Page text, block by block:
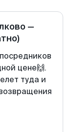
—
цене🙌.
туда и